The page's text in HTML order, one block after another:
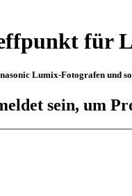
für
Lumix-Fotografen und
sein, um